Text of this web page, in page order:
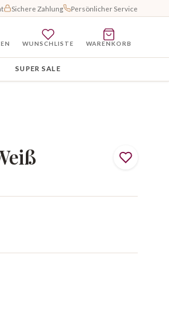
Sichere Zahlung Persönlicher Service
WUNSCHLISTE WARENKORB
SUPER SALE